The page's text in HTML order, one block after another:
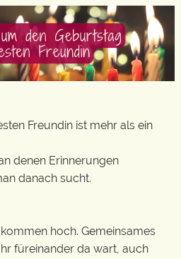
Freundin ist mehr als ein
denen Erinnerungen
danach sucht.
hoch. Gemeinsames
füreinander da wart, auch